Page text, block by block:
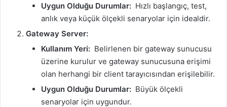
Uygun Olduğu Durumlar: Hızlı başlangıç, test,
anlık veya küçük ölçekli senaryolar için idealdir.
Gateway Server:
Kullanım Yeri: Belirlenen bir gateway sunucusu
üzerine kurulur ve gateway sunucusuna erişimi
olan herhangi bir client tarayıcısından erişilebilir.
Uygun Olduğu Durumlar: Büyük ölçekli
senaryolar için uygundur.